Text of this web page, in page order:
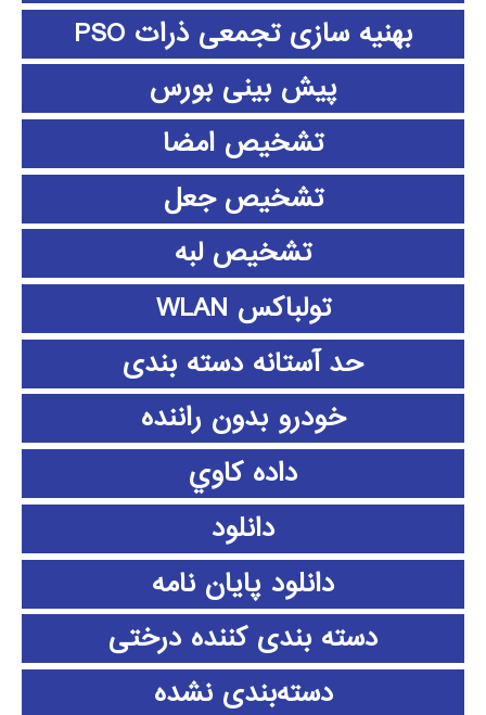
بهنیه سازی تجمعی ذرات PSO
پیش بینی بورس
تشخیص امضا
تشخیص جعل
تشخیص لبه
تولباکس WLAN
حد آستانه دسته بندی
خودرو بدون راننده
داده كاوي
دانلود
دانلود پايان نامه
دسته بندی کننده درختی
دسته‌بندی نشده